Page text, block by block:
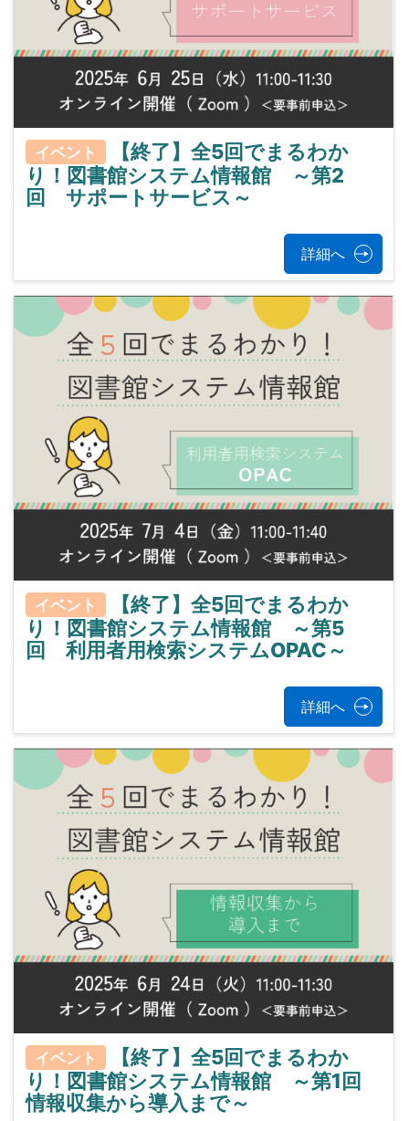
イベント
【終了】全5回でまるわか
り！図書館システム情報館 ～第2
回 サポートサービス～
詳細へ
イベント
【終了】全5回でまるわか
り！図書館システム情報館 ～第5
回 利用者用検索システムOPAC～
詳細へ
イベント
【終了】全5回でまるわか
り！図書館システム情報館 ～第1回
情報収集から導入まで～